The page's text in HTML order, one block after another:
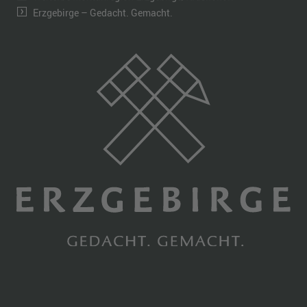
Erzgebirge – Gedacht. Gemacht.